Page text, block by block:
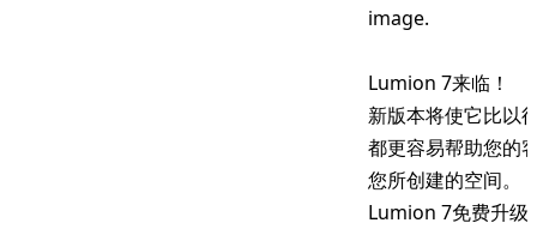
image.
Lumion 7来临！
新版本将使它比以
都更容易帮助您的
您所创建的空间。
Lumion 7免费升级